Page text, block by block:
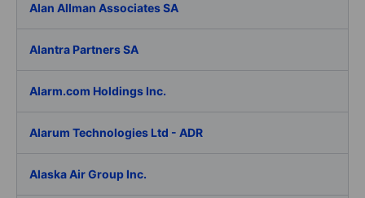
Alan Allman Associates SA
Alantra Partners SA
Alarm.com Holdings Inc.
Alarum Technologies Ltd - ADR
Alaska Air Group Inc.